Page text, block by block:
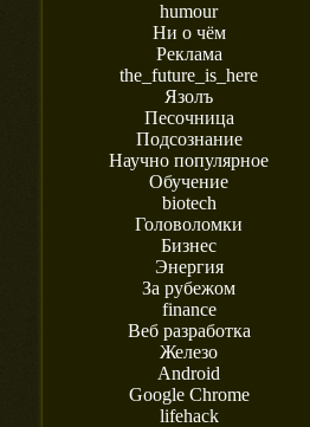
humour
Ни о чём
Реклама
the_future_is_here
Язолъ
Песочница
Подсознание
Научно популярное
Обучение
biotech
Головоломки
Бизнес
Энергия
За рубежом
finance
Веб разработка
Железо
Android
Google Chrome
lifehack